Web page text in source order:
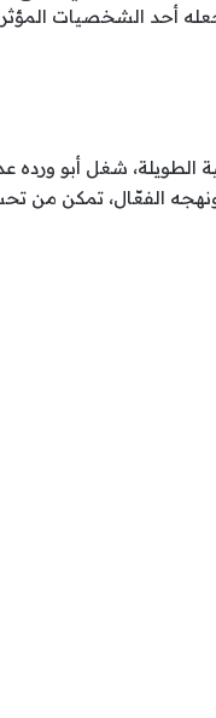
أحد الشخصيات
الطويلة، شغل أبو ورده
ونهجه الفعّال، تمكن من